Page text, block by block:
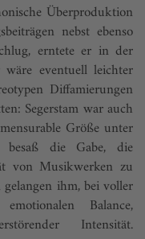
Überproduktion
nebst ebenso
erntete er in der
eventuell leichter
Diffamierungen
Segerstam war auch
Größe unter
die Gabe, die
von Musikwerken zu
ihm, bei voller
Balance,
Intensität.